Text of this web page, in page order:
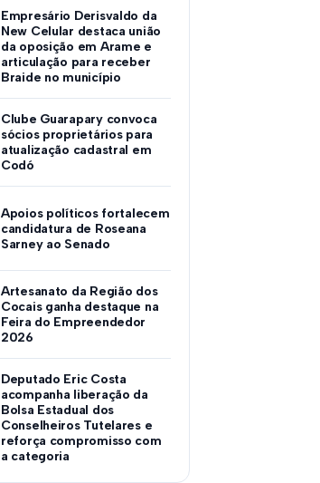
Empresário Derisvaldo da
New Celular destaca união
da oposição em Arame e
articulação para receber
Braide no município
Clube Guarapary convoca
sócios proprietários para
atualização cadastral em
Codó
Apoios políticos fortalecem
candidatura de Roseana
Sarney ao Senado
Artesanato da Região dos
Cocais ganha destaque na
Feira do Empreendedor
2026
Deputado Eric Costa
acompanha liberação da
Bolsa Estadual dos
Conselheiros Tutelares e
reforça compromisso com
a categoria